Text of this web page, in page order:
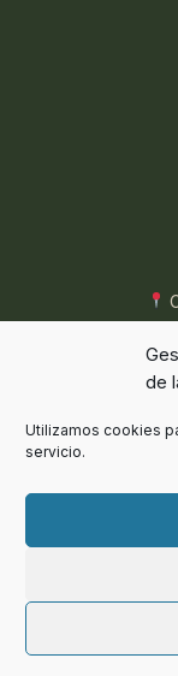
de
Utilizamos cookies
servicio.
© 2024 Herbolario